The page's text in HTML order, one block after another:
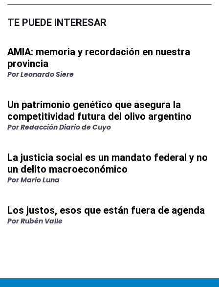
TE PUEDE INTERESAR
AMIA: memoria y recordación en nuestra
provincia
PorLeonardo Siere
Un patrimonio genético que asegura la
competitividad futura del olivo argentino
PorRedacción Diario de Cuyo
La justicia social es un mandato federal y no
un delito macroeconómico
PorMario Luna
Los justos, esos que están fuera de agenda
PorRubén Valle